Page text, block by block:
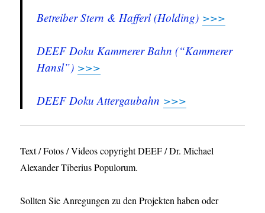
Betreiber Stern & Hafferl (Holding) >>>
DEEF Doku Kammerer Bahn (“Kammerer
Hansl”) >>>
DEEF Doku Attergaubahn >>>
Text / Fotos / Videos copyright DEEF / Dr. Michael
Alexander Tiberius Populorum.
Sollten Sie Anregungen zu den Projekten haben oder